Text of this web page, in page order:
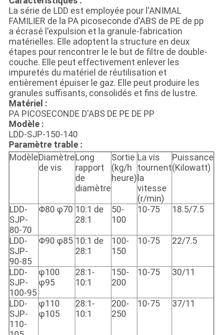
La série de LDD est employée pour l'ANIMAL
FAMILIER de la PA picoseconde d'ABS de PE de pp
a écrasé l'expulsion et la granule-fabrication
matérielles. Elle adoptent la structure en deux
étapes pour rencontrer le le but de filtre de double-
couche. Elle peut effectivement enlever les
impuretés du matériel de réutilisation et
entièrement épuiser le gaz. Elle peut produire les
granules suffisants, consolidés et fins de lustre.
Matériel :
PA PICOSECONDE D'ABS DE PE DE PP
Modèle :
LDD-SJP-150-140
Paramètre trable :
ModèleDiamètre
de vis
Long
rapport
de
diamètre
Sortie
(kg/h
heure)
La vis
tournent
la
vitesse
(r/min)
Puissance
(Kilowatt)
LDD-
SJP-
80-70
Φ80 φ70 10:1 de
28:1
50-
100
10-75 18.5/7.5
LDD-
SJP-
90-85
Φ90 φ85 10:1 de
28:1
100-
150
10-75 22/7.5
LDD-
SJP-
100-95
φ100
φ95
28:1-
10:1
150-
200
10-75 30/11
LDD-
SJP-
110-
φ110
φ105
28:1-
10:1
200-
250
10-75 37/11